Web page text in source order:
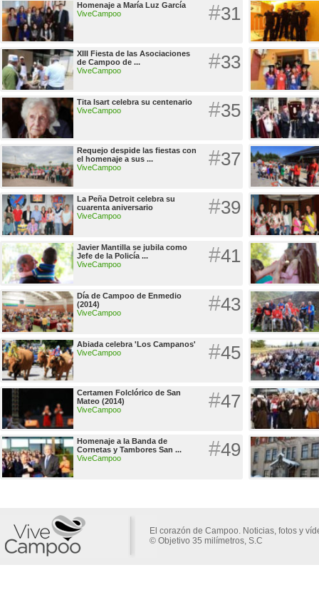
#31
Homenaje a María Luz García
ViveCampoo
#33
XIII Fiesta de las Asociaciones
de Campoo de ...
ViveCampoo
#35
Tita Isart celebra su centenario
ViveCampoo
#37
Requejo despide las fiestas con
el homenaje a sus ...
ViveCampoo
#39
La Peña Detroit celebra su
cuarenta aniversario
ViveCampoo
#41
Javier Mantilla se jubila como
Jefe de la Policía ...
ViveCampoo
#43
Día de Campoo de Enmedio
(2014)
ViveCampoo
#45
Abiada celebra 'Los Campanos'
ViveCampoo
#47
Certamen Folclórico de San
Mateo (2014)
ViveCampoo
#49
Homenaje a la Banda de
Cornetas y Tambores San ...
ViveCampoo
El corazón de Campoo. Noticias, fotos y
© Objetivo 35 milímetros, S.C